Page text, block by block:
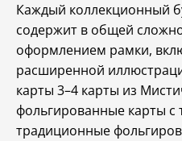
Каждый коллекционный
содержит в общей
оформлением рамки,
расширенной
карты 3–4 карты из
фольгированные карты с
традиционные